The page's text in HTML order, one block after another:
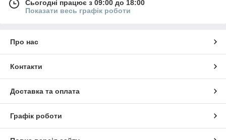
Сьогодні працює з 09:00 до 18:00
Показати весь графік роботи
Про нас
Контакти
Доставка та оплата
Графік роботи